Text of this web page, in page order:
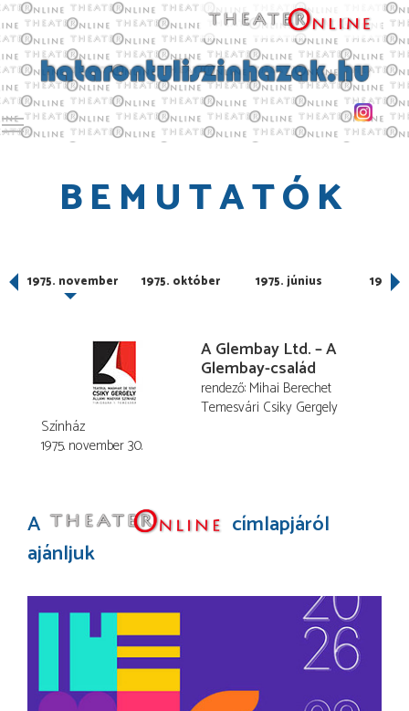
Toggle main menu visibility
BEMUTATÓK
1975. november 1975. október 1975. június 1975.
A Glembay Ltd. – A
Glembay-család
rendező Mihai Berechet
Temesvári Csiky Gergely
Színház
1975. november 30.
A
címlapjáról
ajánljuk